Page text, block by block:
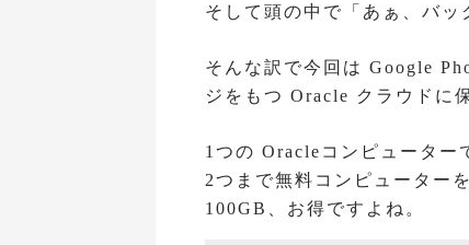
そして頭の中で「あぁ、バッ
そんな訳で今回は Google
ジをもつ Oracle クラウドに
1つの Oracleコンピュータ
2つまで無料コンピューター
100GB、お得ですよね。